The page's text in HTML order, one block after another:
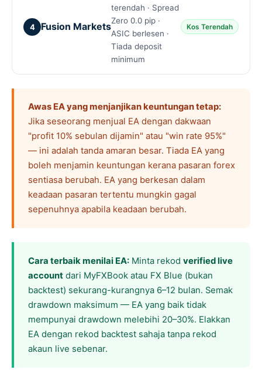
4 Fusion Markets
terendah · Spread
Zero 0.0 pip ·
ASIC berlesen ·
Tiada deposit
minimum
Kos Terendah
Awas EA yang menjanjikan keuntungan tetap:
Jika seseorang menjual EA dengan dakwaan
"profit 10% sebulan dijamin" atau "win rate 95%"
— ini adalah tanda amaran besar. Tiada EA yang
boleh menjamin keuntungan kerana pasaran forex
sentiasa berubah. EA yang berkesan dalam
keadaan pasaran tertentu mungkin gagal
sepenuhnya apabila keadaan berubah.
Cara terbaik menilai EA: Minta rekod verified live
account dari MyFXBook atau FX Blue (bukan
backtest) sekurang-kurangnya 6–12 bulan. Semak
drawdown maksimum — EA yang baik tidak
mempunyai drawdown melebihi 20–30%. Elakkan
EA dengan rekod backtest sahaja tanpa rekod
akaun live sebenar.